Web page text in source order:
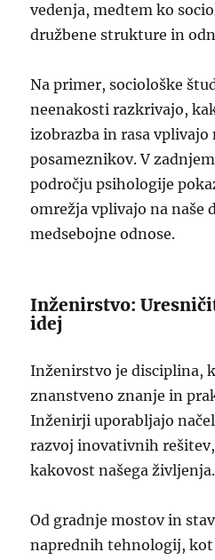
vedenja, medtem ko
družbene strukture in
Na primer, sociološke
neenakosti razkrivajo,
izobrazba in rasa
posameznikov. V
področju psihologije
omrežja vplivajo na naše
medsebojne odnose.
Inženirstvo:
idej
Inženirstvo je disciplina,
znanstveno znanje in
Inženirji uporabljajo
razvoj inovativnih
kakovost našega življenja.
Od gradnje mostov in
naprednih tehnologij, kot